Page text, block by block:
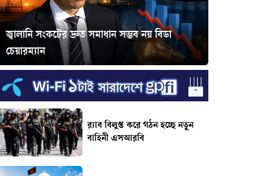
জ্বালানি সংকটের দ্রুত সমাধান সম্ভব নয় বিডা
চেয়ারম্যান
র‌্যাব বিলুপ্ত করে গঠন হচ্ছে নতুন
বাহিনী এসআরবি